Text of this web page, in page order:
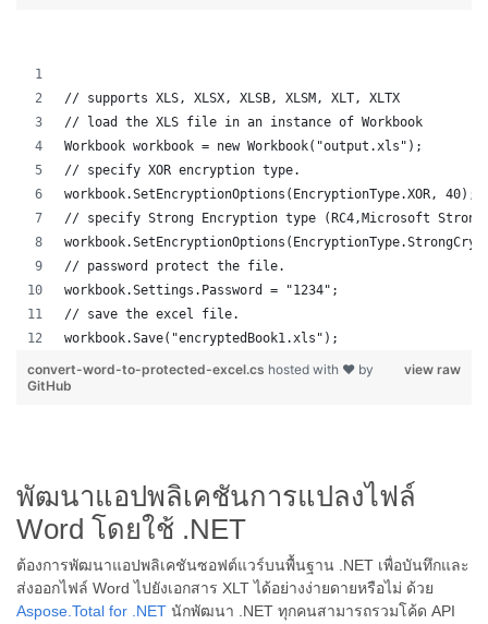
// supports XLS, XLSX, XLSB, XLSM, XLT, XLTX
// load the XLS file in an instance of Workbook
Workbook workbook = new Workbook("output.xls");
// specify XOR encryption type.
workbook.SetEncryptionOptions(EncryptionType.XOR, 40);
// specify Strong Encryption type (RC4,Microsoft
// password protect the file.
workbook.Settings.Password = "1234";
// save the excel file.
workbook.Save("encryptedBook1.xls");
view raw
convert-word-to-protected-excel.cs hosted with ❤ by
GitHub
พัฒนาแอปพลิเคชันการแปลงไฟล์
Word โดยใช้ .NET
ต้องการพัฒนาแอปพลิเคชันซอฟต์แวร์บนพื้นฐาน .NET เพื่อบันทึกและ
ส่งออกไฟล์ Word ไปยังเอกสาร XLT ได้อย่างง่ายดายหรือไม่ ด้วย
Aspose.Total for .NET นักพัฒนา .NET ทุกคนสามารถรวมโค้ด API